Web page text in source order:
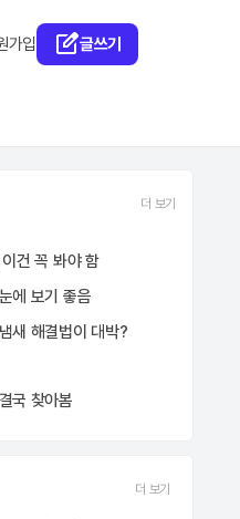
가입 글쓰기
더 보기
건 꼭 봐야 함
에 보기 좋음
새 해결법이 대박?
국 찾아봄
더 보기